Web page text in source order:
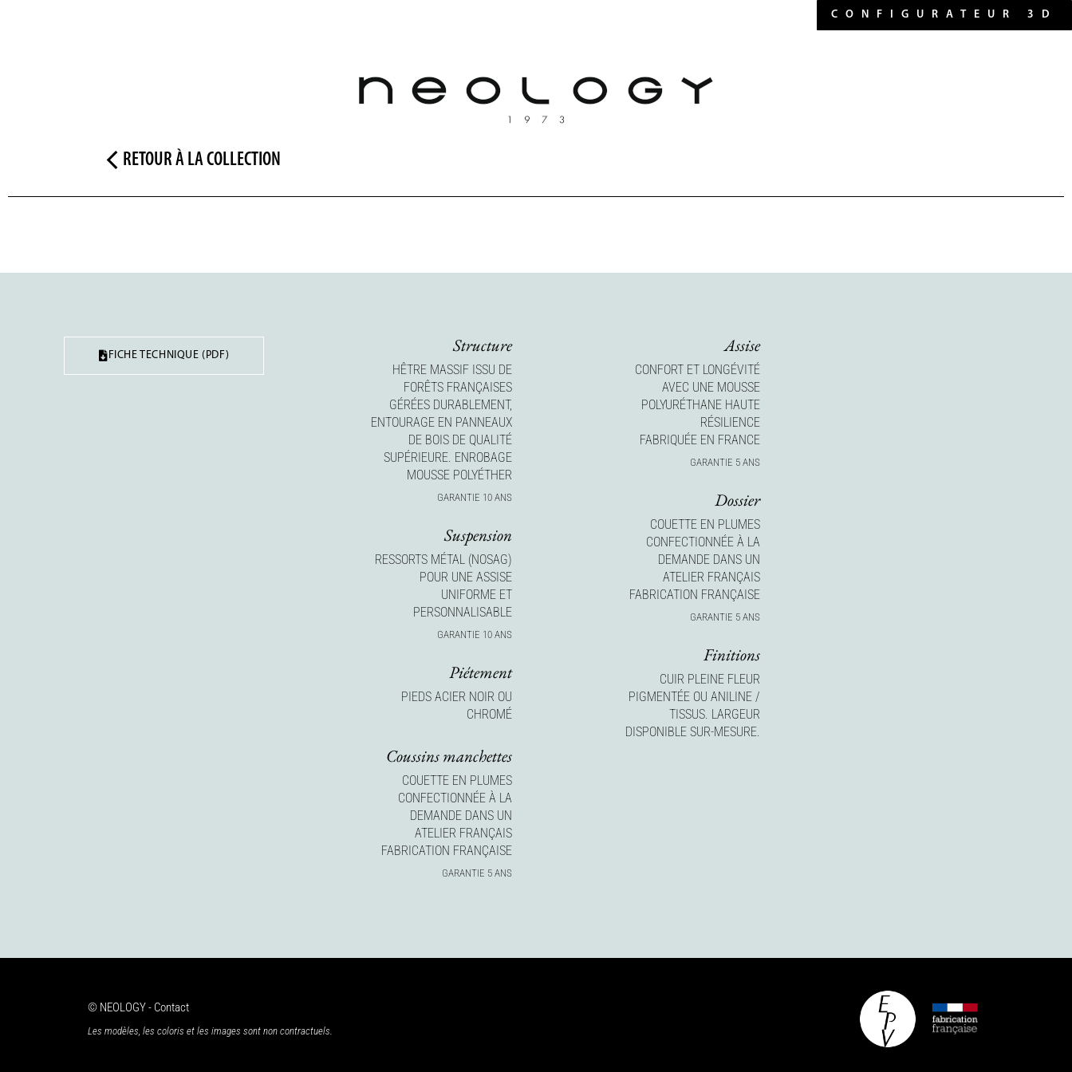
CONFIGURATEUR 3D
RETOUR À LA COLLECTION
FICHE TECHNIQUE (PDF) Structure
HÊTRE MASSIF ISSU DE
FORÊTS FRANÇAISES
GÉRÉES DURABLEMENT,
ENTOURAGE EN PANNEAUX
DE BOIS DE QUALITÉ
SUPÉRIEURE. ENROBAGE
MOUSSE POLYÉTHER
GARANTIE 10 ANS
Suspension
RESSORTS MÉTAL (NOSAG)
POUR UNE ASSISE
UNIFORME ET
PERSONNALISABLE
GARANTIE 10 ANS
Piétement
PIEDS ACIER NOIR OU
CHROMÉ
Coussins manchettes
COUETTE EN PLUMES
CONFECTIONNÉE À LA
DEMANDE DANS UN
ATELIER FRANÇAIS
FABRICATION FRANÇAISE
GARANTIE 5 ANS
Assise
CONFORT ET LONGÉVITÉ
AVEC UNE MOUSSE
POLYURÉTHANE HAUTE
RÉSILIENCE
FABRIQUÉE EN FRANCE
GARANTIE 5 ANS
Dossier
COUETTE EN PLUMES
CONFECTIONNÉE À LA
DEMANDE DANS UN
ATELIER FRANÇAIS
FABRICATION FRANÇAISE
GARANTIE 5 ANS
Finitions
CUIR PLEINE FLEUR
PIGMENTÉE OU ANILINE /
TISSUS. LARGEUR
DISPONIBLE SUR-MESURE.
© NEOLOGY - Contact
Les modèles, les coloris et les images sont non contractuels.